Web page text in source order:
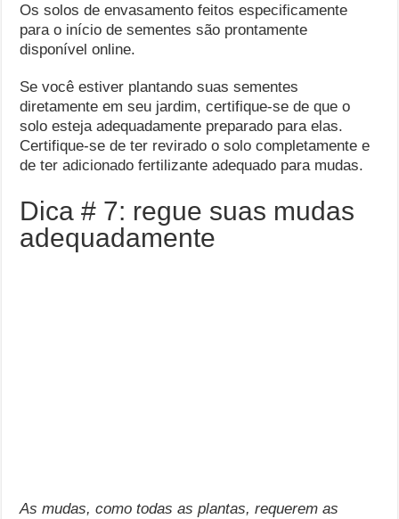
Os solos de envasamento feitos especificamente
para o início de sementes são prontamente
disponível online.
Se você estiver plantando suas sementes
diretamente em seu jardim, certifique-se de que o
solo esteja adequadamente preparado para elas.
Certifique-se de ter revirado o solo completamente e
de ter adicionado fertilizante adequado para mudas.
Dica # 7: regue suas mudas
adequadamente
As mudas, como todas as plantas, requerem as